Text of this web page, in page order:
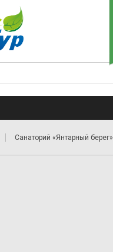
Санаторий «Янтарный берег»